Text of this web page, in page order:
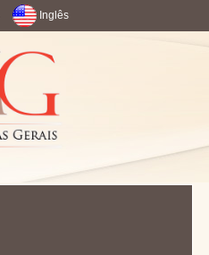
Inglês